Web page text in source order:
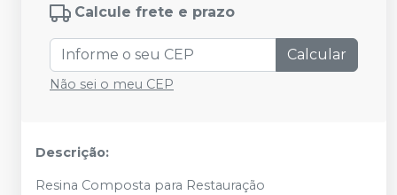
Calcule frete e prazo
Calcular
Não sei o meu CEP
Descrição:
Resina Composta para Restauração